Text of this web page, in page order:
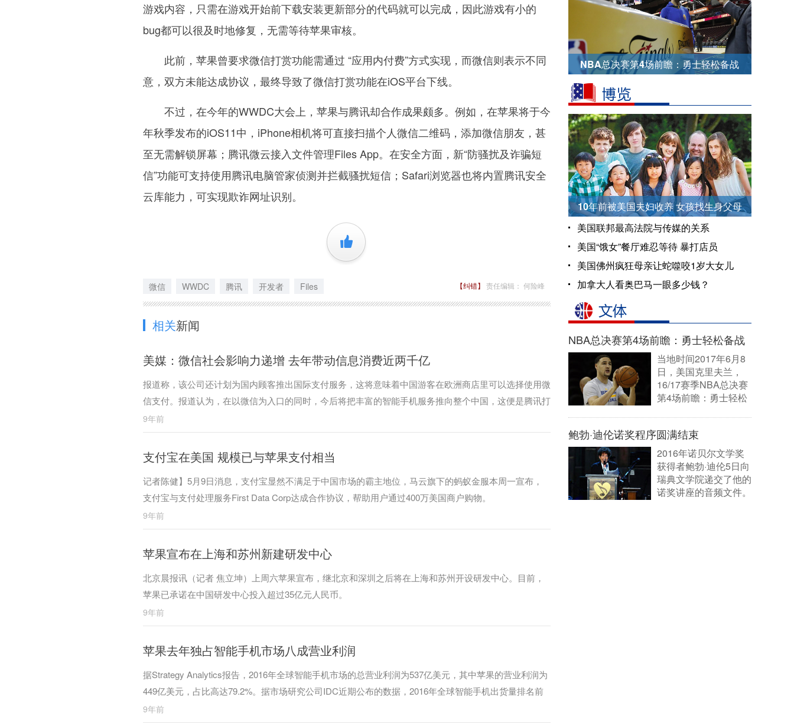
游戏内容，只需在游戏开始前下载安装更新部分的代码就可以完成，因此游戏有小的
bug都可以很及时地修复，无需等待苹果审核。
此前，苹果曾要求微信打赏功能需通过 “应用内付费”方式实现，而微信则表示不同
意，双方未能达成协议，最终导致了微信打赏功能在iOS平台下线。
不过，在今年的WWDC大会上，苹果与腾讯却合作成果颇多。例如，在苹果将于今
年秋季发布的iOS11中，iPhone相机将可直接扫描个人微信二维码，添加微信朋友，甚
至无需解锁屏幕；腾讯微云接入文件管理Files App。在安全方面，新“防骚扰及诈骗短
信”功能可支持使用腾讯电脑管家侦测并拦截骚扰短信；Safari浏览器也将内置腾讯安全
云库能力，可实现欺诈网址识别。
+1
微信 WWDC 腾讯 开发者 Files 【纠错】 责任编辑： 何险峰
相关新闻
美媒：微信社会影响力递增 去年带动信息消费近两千亿
报道称，该公司还计划为国内顾客推出国际支付服务，这将意味着中国游客在欧洲商店里可以选择使用微
信支付。报道认为，在以微信为入口的同时，今后将把丰富的智能手机服务推向整个中国，这便是腾讯打
造的新世界——腾讯经济圈。
9年前
支付宝在美国 规模已与苹果支付相当
记者陈健】5月9日消息，支付宝显然不满足于中国市场的霸主地位，马云旗下的蚂蚁金服本周一宣布，
支付宝与支付处理服务First Data Corp达成合作协议，帮助用户通过400万美国商户购物。
9年前
苹果宣布在上海和苏州新建研发中心
北京晨报讯（记者 焦立坤）上周六苹果宣布，继北京和深圳之后将在上海和苏州开设研发中心。目前，
苹果已承诺在中国研发中心投入超过35亿元人民币。
9年前
苹果去年独占智能手机市场八成营业利润
据Strategy Analytics报告，2016年全球智能手机市场的总营业利润为537亿美元，其中苹果的营业利润为
449亿美元，占比高达79.2%。据市场研究公司IDC近期公布的数据，2016年全球智能手机出货量排名前
五的手机厂商分别是三星电子、苹果、华为、OPPO和Vivo。
9年前
NBA总决赛第4场前瞻：勇士轻松备战
10年前被美国夫妇收养 女孩找生身父母
美国联邦最高法院与传媒的关系
美国“饿女”餐厅难忍等待 暴打店员
美国佛州疯狂母亲让蛇噬咬1岁大女儿
加拿大人看奥巴马一眼多少钱？
NBA总决赛第4场前瞻：勇士轻松备战
当地时间2017年6月8
日，美国克里夫兰，
16/17赛季NBA总决赛
第4场前瞻：勇士轻松
鲍勃·迪伦诺奖程序圆满结束
2016年诺贝尔文学奖
获得者鲍勃·迪伦5日向
瑞典文学院递交了他的
诺奖讲座的音频文件。